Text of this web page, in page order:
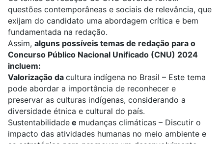
questões contemporâneas e sociais de relevância, que
exijam do candidato uma abordagem crítica e bem
fundamentada na redação.
Assim, alguns possíveis temas de redação para o
Concurso Público Nacional Unificado (CNU) 2024
incluem:
Valorização da cultura indígena no Brasil – Este tema
pode abordar a importância de reconhecer e
preservar as culturas indígenas, considerando a
diversidade étnica e cultural do país.
Sustentabilidade e mudanças climáticas – Discutir o
impacto das atividades humanas no meio ambiente e